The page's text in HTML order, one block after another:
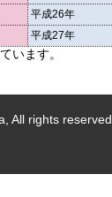
平成26年
平成27年
います。
All rights reserved.